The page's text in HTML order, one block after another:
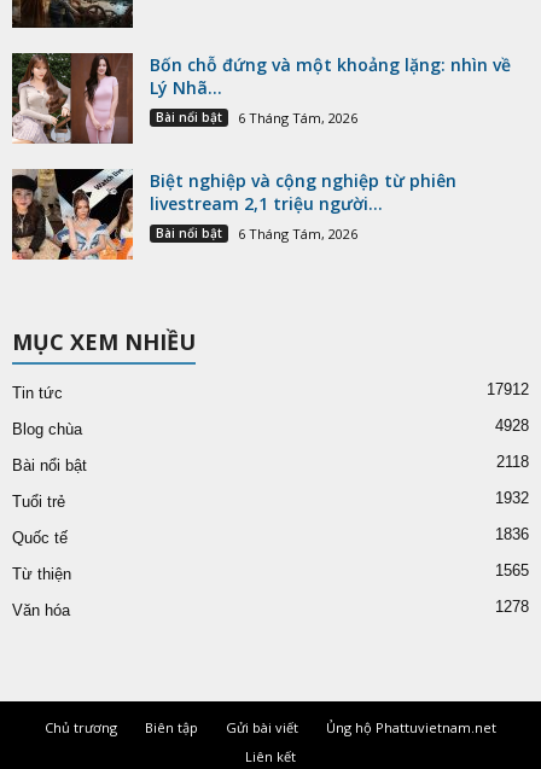
Bốn chỗ đứng và một khoảng lặng: nhìn về
Lý Nhã...
Bài nổi bật 6 Tháng Tám, 2026
Biệt nghiệp và cộng nghiệp từ phiên
livestream 2,1 triệu người...
Bài nổi bật 6 Tháng Tám, 2026
MỤC XEM NHIỀU
Tin tức 17912
Blog chùa 4928
Bài nổi bật 2118
Tuổi trẻ 1932
Quốc tế 1836
Từ thiện 1565
Văn hóa 1278
Chủ trương Biên tập Gửi bài viết
Ủng hộ Phattuvietnam.net
Liên kết